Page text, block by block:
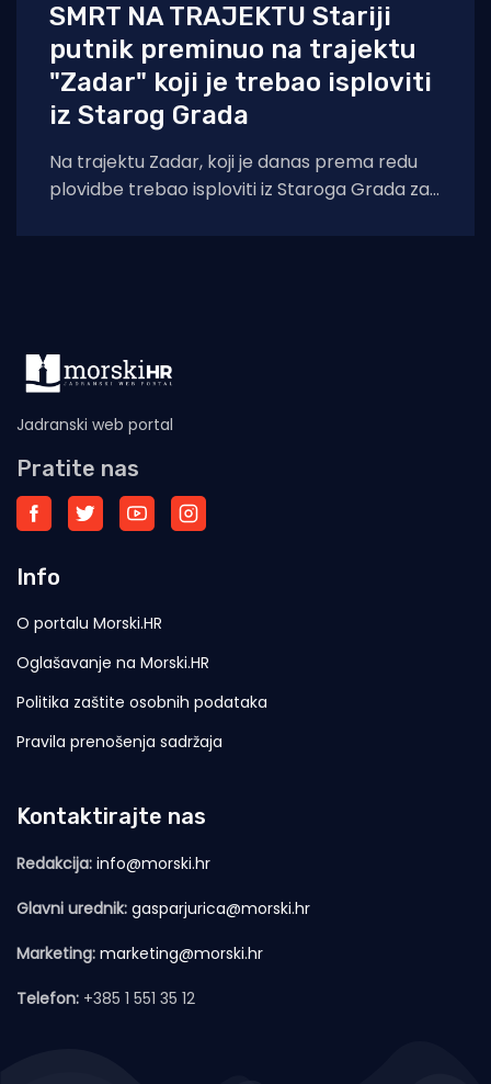
SMRT NA TRAJEKTU Stariji
putnik preminuo na trajektu
"Zadar" koji je trebao isploviti
iz Starog Grada
Na trajektu Zadar, koji je danas prema redu
plovidbe trebao isploviti iz Staroga Grada za
Jadranski web portal
Pratite nas
Info
O portalu Morski.HR
Oglašavanje na Morski.HR
Politika zaštite osobnih podataka
Pravila prenošenja sadržaja
Kontaktirajte nas
Redakcija: info@morski.hr
Glavni urednik: gasparjurica@morski.hr
Marketing: marketing@morski.hr
Telefon: +385 1 551 35 12